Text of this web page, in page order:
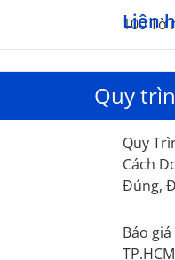
100 Tờ
Liên
Quy
Quy
Cách
Đúng,
Báo